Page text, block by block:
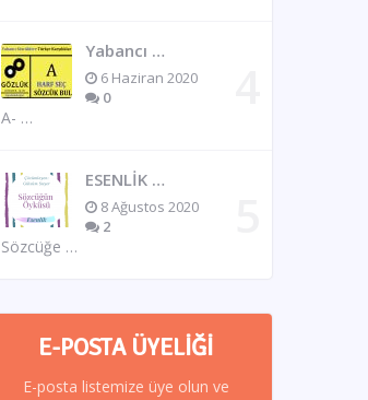
Yabancı …
6 Haziran 2020
0
A- …
ESENLİK …
8 Ağustos 2020
2
Sözcüğe …
E-POSTA ÜYELIĞI
E-posta listemize üye olun ve